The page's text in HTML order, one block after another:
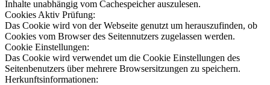
Inhalte unabhängig vom Cachespeicher auszulesen.
Cookies Aktiv Prüfung:
Das Cookie wird von der Webseite genutzt um herauszufinden, ob
Cookies vom Browser des Seitennutzers zugelassen werden.
Cookie Einstellungen:
Das Cookie wird verwendet um die Cookie Einstellungen des
Seitenbenutzers über mehrere Browsersitzungen zu speichern.
Herkunftsinformationen: